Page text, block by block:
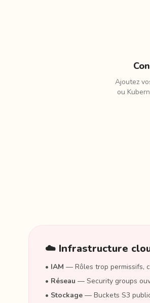
Ajoutez
ou
☁️ Infrastructure
• IAM — Rôles trop permissifs,
• Réseau — Security groups
• Stockage — Buckets S3